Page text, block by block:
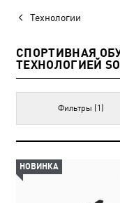
Технологии
СПОРТИВНАЯ
ТЕХНОЛОГИЕЙ
Фильтры (1)
НОВИНКА